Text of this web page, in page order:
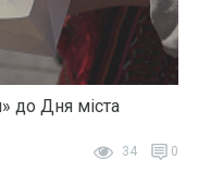
до Дня міста
34 0